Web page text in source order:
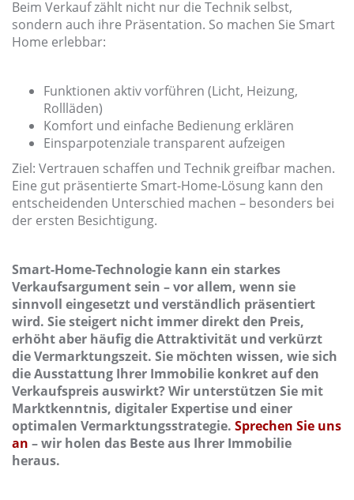
Beim Verkauf zählt nicht nur die Technik selbst,
sondern auch ihre Präsentation. So machen Sie Smart
Home erlebbar:
Funktionen aktiv vorführen (Licht, Heizung,
Rollläden)
Komfort und einfache Bedienung erklären
Einsparpotenziale transparent aufzeigen
Ziel: Vertrauen schaffen und Technik greifbar machen.
Eine gut präsentierte Smart-Home-Lösung kann den
entscheidenden Unterschied machen – besonders bei
der ersten Besichtigung.
Smart-Home-Technologie kann ein starkes
Verkaufsargument sein – vor allem, wenn sie
sinnvoll eingesetzt und verständlich präsentiert
wird. Sie steigert nicht immer direkt den Preis,
erhöht aber häufig die Attraktivität und verkürzt
die Vermarktungszeit. Sie möchten wissen, wie sich
die Ausstattung Ihrer Immobilie konkret auf den
Verkaufspreis auswirkt? Wir unterstützen Sie mit
Marktkenntnis, digitaler Expertise und einer
optimalen Vermarktungsstrategie. Sprechen Sie uns
an – wir holen das Beste aus Ihrer Immobilie
heraus.